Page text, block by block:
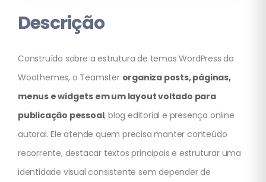
Descrição
Construído sobre a estrutura de temas WordPress da
Woothemes, o Teamster organiza posts, páginas,
menus e widgets em um layout voltado para
publicação pessoal, blog editorial e presença online
autoral. Ele atende quem precisa manter conteúdo
recorrente, destacar textos principais e estruturar uma
identidade visual consistente sem depender de